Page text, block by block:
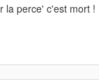
la perce' c'est mort !